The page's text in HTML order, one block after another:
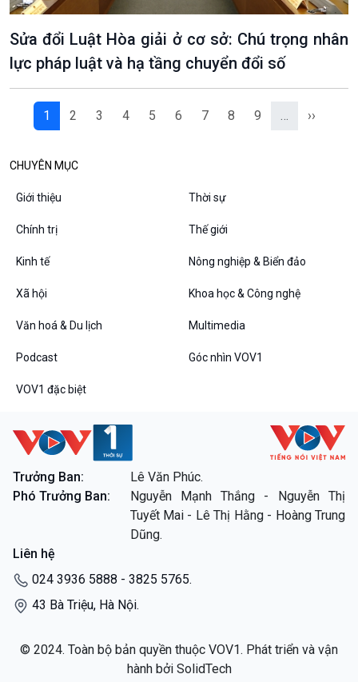
Sửa đổi Luật Hòa giải ở cơ sở: Chú trọng nhân
lực pháp luật và hạ tầng chuyển đổi số
1 2 3 4 5 6 7 8 9 … ››
CHUYÊN MỤC
Giới thiệu Thời sự
Chính trị Thế giới
Kinh tế Nông nghiệp & Biển đảo
Xã hội Khoa học & Công nghệ
Văn hoá & Du lịch Multimedia
Podcast Góc nhìn VOV1
VOV1 đặc biệt
Trưởng Ban:
Lê Văn Phúc.
Phó Trưởng Ban:
Nguyễn Mạnh Thắng - Nguyễn Thị
Tuyết Mai - Lê Thị Hằng - Hoàng Trung
Dũng.
Liên hệ
024 3936 5888 - 3825 5765.
43 Bà Triệu, Hà Nội.
© 2024. Toàn bộ bản quyền thuộc VOV1. Phát triển và vận
hành bởi SolidTech